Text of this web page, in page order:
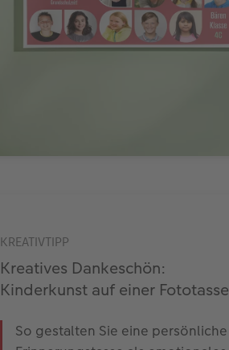
KREATIVTIPP
Kreatives Dankeschön:
Kinderkunst auf einer Fototasse
So gestalten Sie eine persönliche